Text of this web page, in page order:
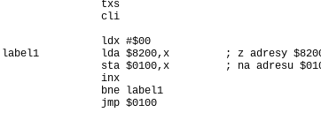
                txs
                cli
                ldx #$00
label1          lda $8200,x         ; z adresy
sta $0100,x         ; na adresu
                inx
                bne label1
                jmp $0100